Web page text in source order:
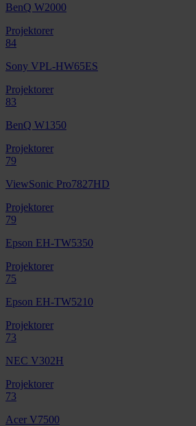
BenQ W2000
Projektorer
84
Sony VPL-HW65ES
Projektorer
83
BenQ W1350
Projektorer
79
ViewSonic Pro7827HD
Projektorer
79
Epson EH-TW5350
Projektorer
75
Epson EH-TW5210
Projektorer
73
NEC V302H
Projektorer
73
Acer V7500